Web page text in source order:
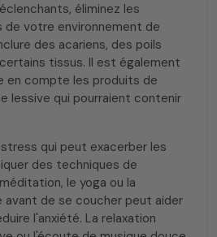
éliminez les
de votre environnement de
des acariens, des poils
tissus. Il est également
en compte les produits de
lessive qui pourraient contenir
qui peut exacerber les
des techniques de
le yoga ou la
avant de se coucher peut aider
l'anxiété. La relaxation